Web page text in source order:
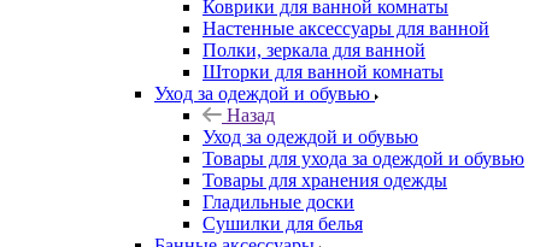
Коврики для ванной комнаты
Настенные аксессуары для ванной
Полки, зеркала для ванной
Шторки для ванной комнаты
Уход за одеждой и обувью
Назад
Уход за одеждой и обувью
Товары для ухода за одеждой и обувью
Товары для хранения одежды
Гладильные доски
Сушилки для белья